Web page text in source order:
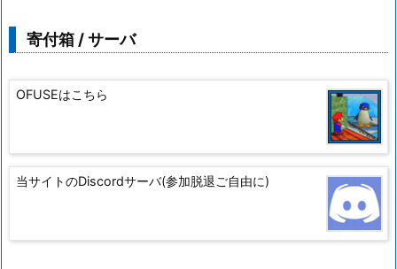
寄付箱 / サーバ
OFUSEはこちら
当サイトのDiscordサーバ(参加脱退ご自由に)